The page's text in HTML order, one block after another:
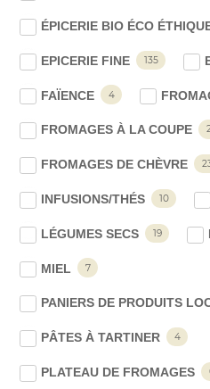
ÉPICERIE BIO ÉCO
EPICERIE FINE 135
FAÏENCE 4
FROMAGES À LA COUPE
FROMAGES DE CHÈVRE
INFUSIONS/THÉS 10
LÉGUMES SECS 19
MIEL 7
PANIERS DE PRODUITS
PÂTES À TARTINER 4
PLATEAU DE FROMAGES